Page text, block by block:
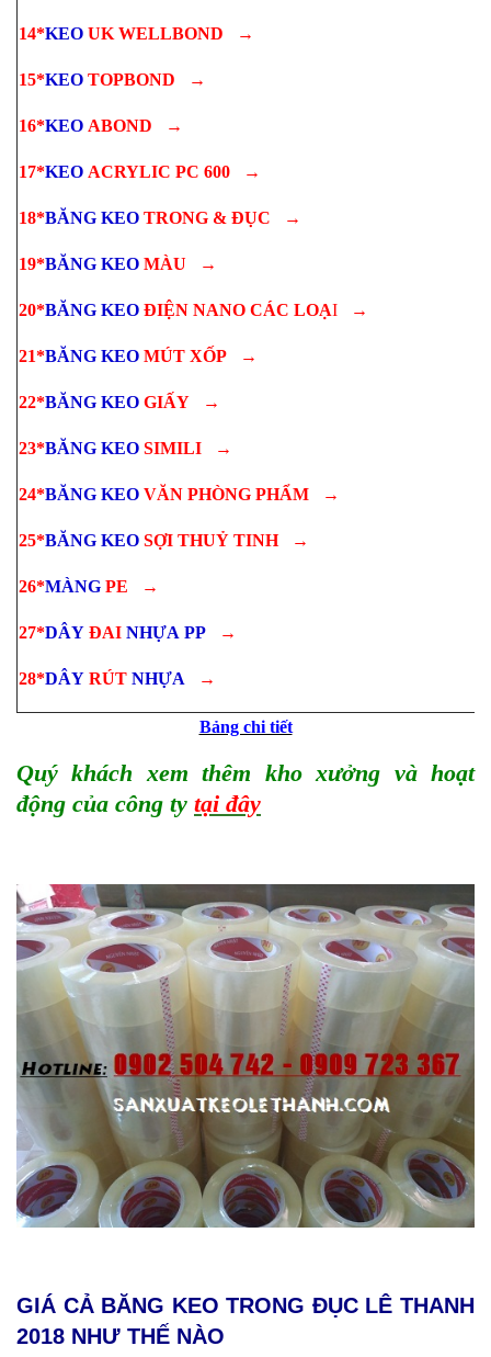
14*KEO UK WELLBOND →
15*KEO TOPBOND →
16*KEO ABOND →
17*KEO ACRYLIC PC 600 →
18*BĂNG KEO TRONG & ĐỤC →
19*BĂNG KEO MÀU →
20*BĂNG KEO ĐIỆN NANO CÁC LOẠI →
21*BĂNG KEO MÚT XỐP →
22*BĂNG KEO GIẤY →
23*BĂNG KEO SIMILI →
24*BĂNG KEO VĂN PHÒNG PHẨM →
25*BĂNG KEO SỢI THUỶ TINH →
26*MÀNG PE →
27*DÂY ĐAI NHỰA PP →
28*DÂY RÚT NHỰA →
Bảng chi tiết
Quý khách xem thêm kho xưởng và hoạt
động của công ty tại đây
GIÁ CẢ BĂNG KEO TRONG ĐỤC LÊ THANH
2018 NHƯ THẾ NÀO